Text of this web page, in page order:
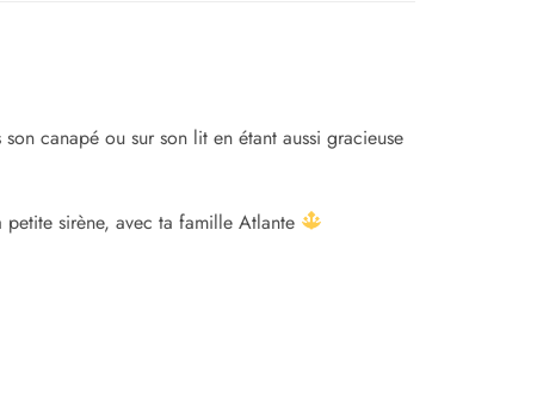
canapé ou sur son lit en étant aussi gracieuse
sirène, avec ta famille Atlante